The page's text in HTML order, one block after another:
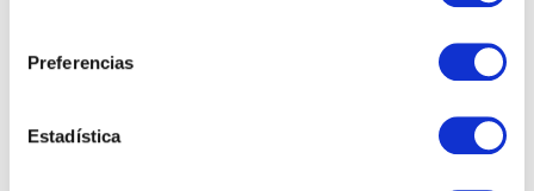
Preferencias
Estadística